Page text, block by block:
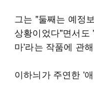
그는 "둘째는 예정
상황이었다"면서
마'라는 작품에 관
이하늬가 주연한 '